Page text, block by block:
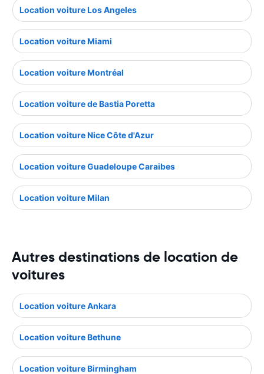
Location voiture Los Angeles
Location voiture Miami
Location voiture Montréal
Location voiture de Bastia Poretta
Location voiture Nice Côte d'Azur
Location voiture Guadeloupe Caraibes
Location voiture Milan
Autres destinations de location de
voitures
Location voiture Ankara
Location voiture Bethune
Location voiture Birmingham